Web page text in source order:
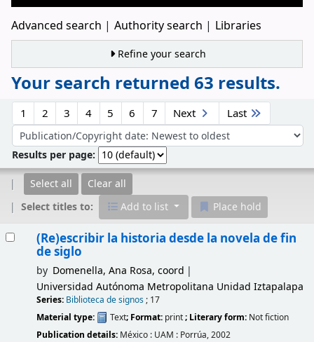
Advanced search Authority search Libraries
Refine your search
Your search returned 63 results.
1 2 3 4 5 6 7 Next Last
Sort by:
Results per page:
Select all
Clear all
Select titles to:
Add to list Place hold
(Re)escribir la historia desde la novela de fin
de siglo
by Domenella, Ana Rosa, coord
Universidad Autónoma Metropolitana Unidad Iztapalapa
Series: Biblioteca de signos; 17
Material type:
Text; Format: print; Literary form: Not fiction
Publication details: México : UAM : Porrúa,2002